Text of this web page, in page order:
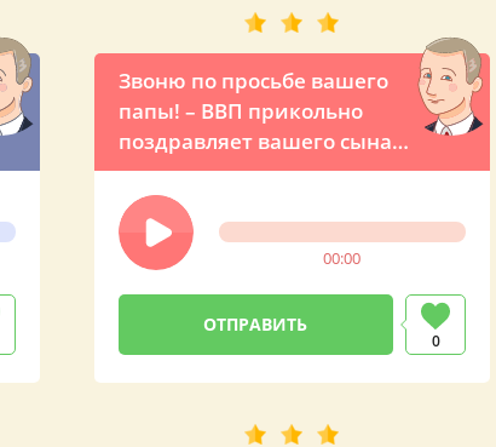
Звоню по просьбе вашего
папы! – ВВП прикольно
поздравляет вашего сына
по телефону
00:00
0